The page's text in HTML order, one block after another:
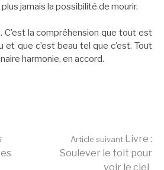
plus jamais la possibilité de mourir.
C’est la compréhension que tout est
que c’est beau tel que c’est. Tout
harmonie, en accord.
Article suivant Livre :
Soulever le toit pour
voir le ciel